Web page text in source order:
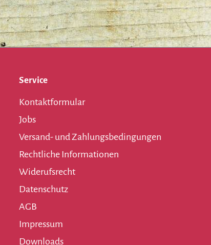
Service
Kontaktformular
Jobs
Versand- und Zahlungsbedingungen
Rechtliche Informationen
Widerufsrecht
Datenschutz
AGB
Impressum
Downloads